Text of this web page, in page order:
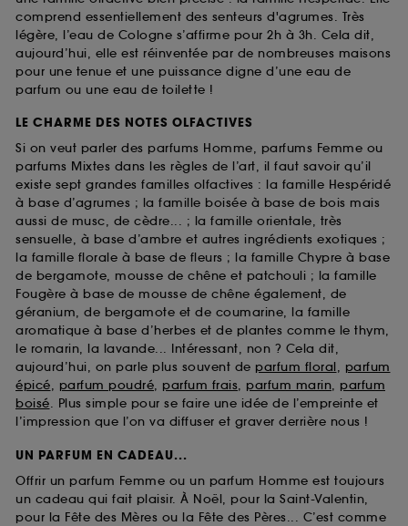
comprend essentiellement des senteurs d'agrumes. Très
légère, l’eau de Cologne s’affirme pour 2h à 3h. Cela dit,
aujourd’hui, elle est réinventée par de nombreuses maisons
pour une tenue et une puissance digne d’une eau de
parfum ou une eau de toilette !
LE CHARME DES NOTES OLFACTIVES
Si on veut parler des parfums Homme, parfums Femme ou
parfums Mixtes dans les règles de l’art, il faut savoir qu’il
existe sept grandes familles olfactives : la famille Hespéridé
à base d’agrumes ; la famille boisée à base de bois mais
aussi de musc, de cèdre... ; la famille orientale, très
sensuelle, à base d’ambre et autres ingrédients exotiques ;
la famille florale à base de fleurs ; la famille Chypre à base
de bergamote, mousse de chêne et patchouli ; la famille
Fougère à base de mousse de chêne également, de
géranium, de bergamote et de coumarine, la famille
aromatique à base d’herbes et de plantes comme le thym,
le romarin, la lavande... Intéressant, non ? Cela dit,
aujourd’hui, on parle plus souvent de parfum floral, parfum
épicé, parfum poudré, parfum frais, parfum marin, parfum
boisé. Plus simple pour se faire une idée de l’empreinte et
l’impression que l’on va diffuser et graver derrière nous !
UN PARFUM EN CADEAU...
Offrir un parfum Femme ou un parfum Homme est toujours
un cadeau qui fait plaisir. À Noël, pour la Saint-Valentin,
pour la Fête des Mères ou la Fête des Pères... C’est comme